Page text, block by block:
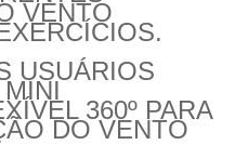
VENTO
USUÁRIOS
360º PARA
DO VENTO